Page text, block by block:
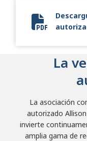
Allison
La
La asociación
autorizado
invierte
amplia gama de